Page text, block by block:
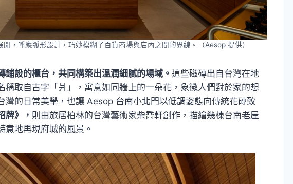
，呼應弧形設計，巧妙模糊了百貨商場與店內之間的界線。（Aesop 提供）
鋪設的櫃台，共同構築出溫潤細膩的場域。 這些磁磚出自台灣在地
稱取自古字「爿」，寓意如同牆上的一朵花，象徵人們對於家的想
灣的日常美學，也讓 Aesop 台南小北門以低調姿態向傳統花磚致
牌》， 則由旅居柏林的台灣藝術家柴喬軒創作，描繪幾棟台南老屋
意地再現府城的風景。